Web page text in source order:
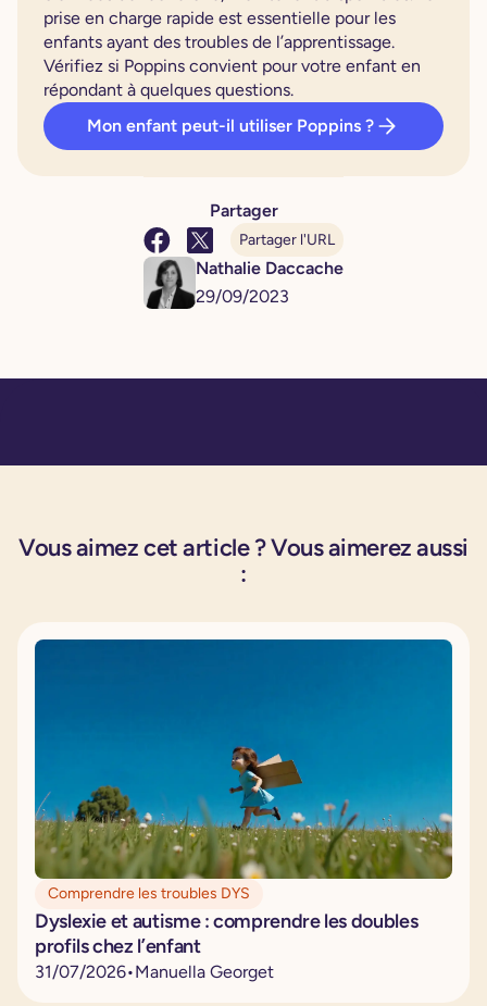
Partager
Partager l'URL
Nathalie Daccache
29/09/2023
prise en charge rapide est essentielle pour les
enfants ayant des troubles de l’apprentissage.
Vérifiez si Poppins convient pour votre enfant en
répondant à quelques questions.
Mon enfant peut-il utiliser Poppins ?
Vous aimez cet article ? Vous aimerez aussi
:
Comprendre les troubles DYS
Dyslexie et autisme : comprendre les doubles
profils chez l’enfant
31/07/2026•Manuella Georget